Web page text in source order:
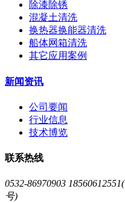
除漆除锈
混凝土清洗
换热器换能器清洗
船体网箱清洗
其它应用案例
新闻资讯
公司要闻
行业信息
技术博览
联系热线
0532-86970903
号)